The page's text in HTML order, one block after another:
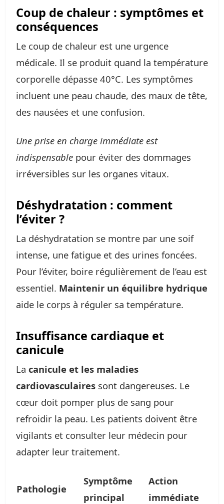
Coup de chaleur : symptômes et
conséquences
Le coup de chaleur est une urgence
médicale. Il se produit quand la température
corporelle dépasse 40°C. Les symptômes
incluent une peau chaude, des maux de tête,
des nausées et une confusion.
Une prise en charge immédiate est
indispensable pour éviter des dommages
irréversibles sur les organes vitaux.
Déshydratation : comment
l’éviter ?
La déshydratation se montre par une soif
intense, une fatigue et des urines foncées.
Pour l’éviter, boire régulièrement de l’eau est
essentiel. Maintenir un équilibre hydrique
aide le corps à réguler sa température.
Insuffisance cardiaque et
canicule
La canicule et les maladies
cardiovasculaires sont dangereuses. Le
cœur doit pomper plus de sang pour
refroidir la peau. Les patients doivent être
vigilants et consulter leur médecin pour
adapter leur traitement.
Pathologie
Symptôme
principal
Action
immédiate